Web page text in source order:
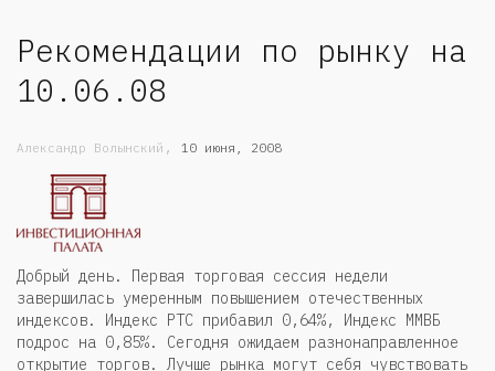
Рекомендации по рынку на
10.06.08
Александр Волынский , 10 июня, 2008
Добрый день. Первая торговая сессия недели
завершилась умеренным повышением отечественных
индексов. Индекс РТС прибавил 0,64%, Индекс ММВБ
подрос на 0,85%. Сегодня ожидаем разнонаправленное
открытие торгов. Лучше рынка могут себя чувствовать